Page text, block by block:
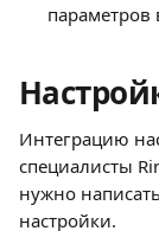
параметров
Интеграцию
специалисты
нужно
настройки.